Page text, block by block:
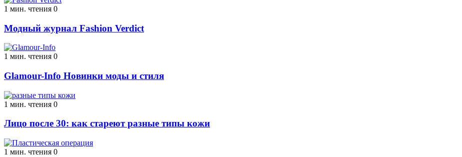
1 мин. чтения 0
Модный журнал Fashion Verdict
1 мин. чтения 0
Glamour-Info Новинки моды и стиля
1 мин. чтения 0
Лицо после 30: как стареют разные типы кожи
1 мин. чтения 0